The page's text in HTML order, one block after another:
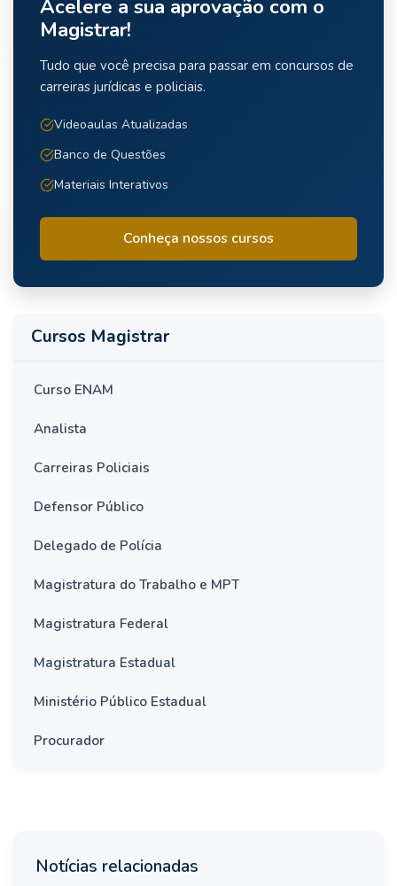
Acelere a sua aprovação com o
Magistrar!
Tudo que você precisa para passar em concursos de
carreiras jurídicas e policiais.
Videoaulas Atualizadas
Banco de Questões
Materiais Interativos
Conheça nossos cursos
Cursos Magistrar
Curso ENAM
Analista
Carreiras Policiais
Defensor Público
Delegado de Polícia
Magistratura do Trabalho e MPT
Magistratura Federal
Magistratura Estadual
Ministério Público Estadual
Procurador
Notícias relacionadas